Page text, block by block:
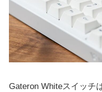
Gateron Whiteスイッチ